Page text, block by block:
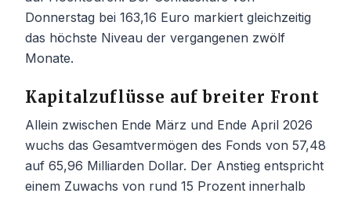
Donnerstag bei 163,16 Euro markiert gleichzeitig
das höchste Niveau der vergangenen zwölf
Monate.
Kapitalzuflüsse auf breiter Front
Allein zwischen Ende März und Ende April 2026
wuchs das Gesamtvermögen des Fonds von 57,48
auf 65,96 Milliarden Dollar. Der Anstieg entspricht
einem Zuwachs von rund 15 Prozent innerhalb